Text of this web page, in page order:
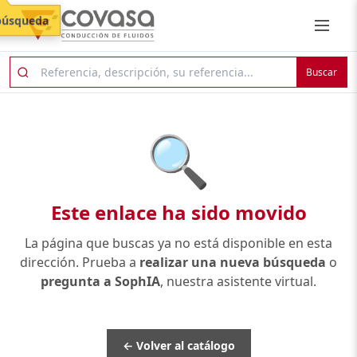
Buscar
🔍
Este enlace ha sido movido
La página que buscas ya no está disponible en esta
dirección. Prueba a realizar una nueva búsqueda o
pregunta a SophIA, nuestra asistente virtual.
← Volver al catálogo